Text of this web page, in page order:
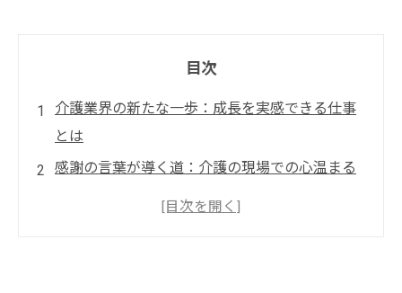
目次
介護業界の新たな一歩：成長を実感できる仕事
とは
感謝の言葉が導く道：介護の現場での心温まる